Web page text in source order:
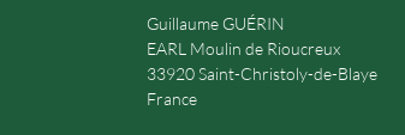
Guillaume GUÉRIN
EARL Moulin de Rioucreux
33920 Saint-Christoly-de-Blaye
France